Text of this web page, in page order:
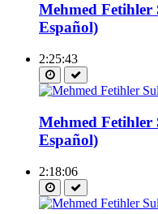
Mehmed
Español)
2:25:43
Mehmed
Español)
2:18:06